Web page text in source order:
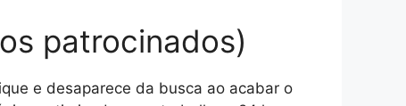
patrocinados)
e desaparece da busca ao acabar o